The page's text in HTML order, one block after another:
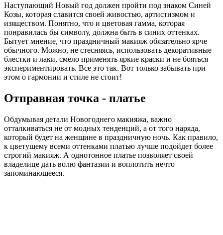
Наступающий Новый год должен пройти под знаком Синей
Козы, которая славится своей живостью, артистизмом и
изяществом. Понятно, что и цветовая гамма, которая
понравилась бы символу, должна быть в синих оттенках.
Бытует мнение, что праздничный макияж обязательно ярче
обычного. Можно, не стесняясь, использовать декоративные
блестки и лаки, смело применять яркие краски и не бояться
экспериментировать. Все это так. Вот только забывать при
этом о гармонии и стиле не стоит!
Отправная точка - платье
Обдумывая детали Новогоднего макияжа, важно
отталкиваться не от модных тенденций, а от того наряда,
который будет на женщине в праздничную ночь. Как правило,
к цветущему всеми оттенками платью лучше подойдет более
строгий макияж. А однотонное платье позволяет своей
владелице дать волю фантазии и воплотить нечто
запоминающееся.